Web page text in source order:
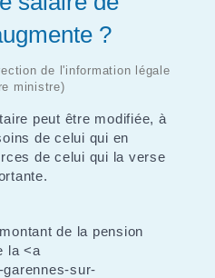
?
de l'information légale
ministre)
peut être modifiée, à
de celui qui en
de celui qui la verse
de la pension
la <a
sur-